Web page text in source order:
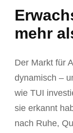
mehr
Der Markt für
dynamisch –
wie TUI
sie erkannt
nach Ruhe,